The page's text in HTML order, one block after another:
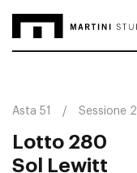
Asta 51 Sessione 2
Lotto 280
Sol Lewitt